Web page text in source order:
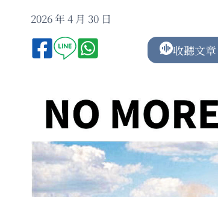
2026 年 4 月 30 日
收聽文章